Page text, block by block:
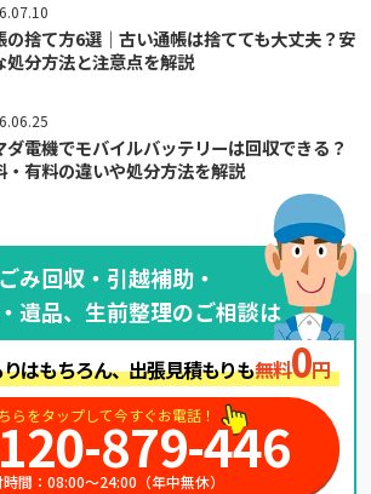
の捨て方6選｜古い通帳は捨てても大丈夫？安
処分方法と注意点を解説
ダ電機でモバイルバッテリーは回収できる？
・有料の違いや処分方法を解説
み回収・引越補助・
遺品、生前整理のご相談は
はもちろん、出張見積もりも無料0円
らをタップして今すぐお電話！
879-446
時間：08:00～24:00（年中無休）